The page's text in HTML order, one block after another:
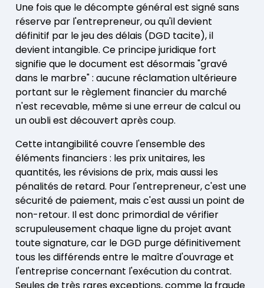
Une fois que le décompte général est signé sans
réserve par l'entrepreneur, ou qu'il devient
définitif par le jeu des délais (DGD tacite), il
devient intangible. Ce principe juridique fort
signifie que le document est désormais "gravé
dans le marbre" : aucune réclamation ultérieure
portant sur le règlement financier du marché
n'est recevable, même si une erreur de calcul ou
un oubli est découvert après coup.
Cette intangibilité couvre l'ensemble des
éléments financiers : les prix unitaires, les
quantités, les révisions de prix, mais aussi les
pénalités de retard. Pour l'entrepreneur, c'est une
sécurité de paiement, mais c'est aussi un point de
non-retour. Il est donc primordial de vérifier
scrupuleusement chaque ligne du projet avant
toute signature, car le DGD purge définitivement
tous les différends entre le maître d'ouvrage et
l'entreprise concernant l'exécution du contrat.